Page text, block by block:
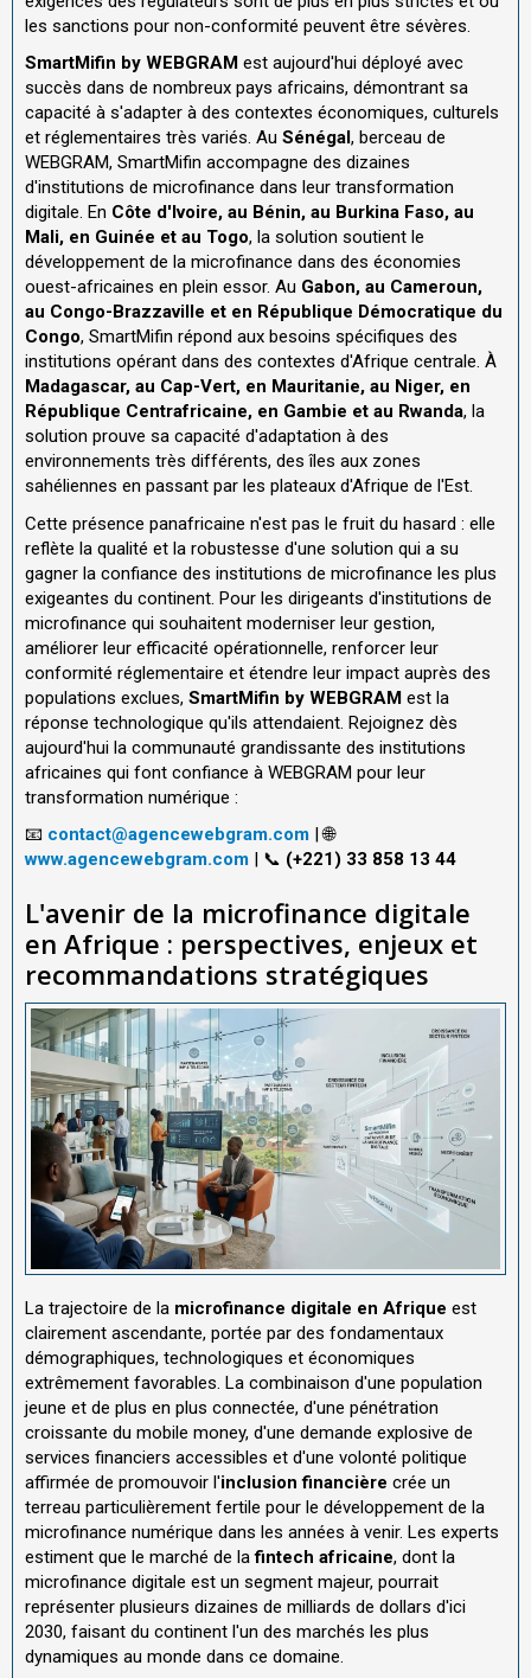
les sanctions pour non-conformité peuvent être sévères.
SmartMifin by WEBGRAM est aujourd'hui déployé avec
succès dans de nombreux pays africains, démontrant sa
capacité à s'adapter à des contextes économiques, culturels
et réglementaires très variés. Au Sénégal, berceau de
WEBGRAM, SmartMifin accompagne des dizaines
d'institutions de microfinance dans leur transformation
digitale. En Côte d'Ivoire, au Bénin, au Burkina Faso, au
Mali, en Guinée et au Togo, la solution soutient le
développement de la microfinance dans des économies
ouest-africaines en plein essor. Au Gabon, au Cameroun,
au Congo-Brazzaville et en République Démocratique du
Congo, SmartMifin répond aux besoins spécifiques des
institutions opérant dans des contextes d'Afrique centrale. À
Madagascar, au Cap-Vert, en Mauritanie, au Niger, en
République Centrafricaine, en Gambie et au Rwanda, la
solution prouve sa capacité d'adaptation à des
environnements très différents, des îles aux zones
sahéliennes en passant par les plateaux d'Afrique de l'Est.
Cette présence panafricaine n'est pas le fruit du hasard : elle
reflète la qualité et la robustesse d'une solution qui a su
gagner la confiance des institutions de microfinance les plus
exigeantes du continent. Pour les dirigeants d'institutions de
microfinance qui souhaitent moderniser leur gestion,
améliorer leur efficacité opérationnelle, renforcer leur
conformité réglementaire et étendre leur impact auprès des
populations exclues, SmartMifin by WEBGRAM est la
réponse technologique qu'ils attendaient. Rejoignez dès
aujourd'hui la communauté grandissante des institutions
africaines qui font confiance à WEBGRAM pour leur
transformation numérique :
📧 contact@agencewebgram.com | 🌐
www.agencewebgram.com | 📞 (+221) 33 858 13 44
L'avenir de la microfinance digitale
en Afrique : perspectives, enjeux et
recommandations stratégiques
La trajectoire de la microfinance digitale en Afrique est
clairement ascendante, portée par des fondamentaux
démographiques, technologiques et économiques
extrêmement favorables. La combinaison d'une population
jeune et de plus en plus connectée, d'une pénétration
croissante du mobile money, d'une demande explosive de
services financiers accessibles et d'une volonté politique
affirmée de promouvoir l'inclusion financière crée un
terreau particulièrement fertile pour le développement de la
microfinance numérique dans les années à venir. Les experts
estiment que le marché de lafintech africaine, dont la
microfinance digitale est un segment majeur, pourrait
représenter plusieurs dizaines de milliards de dollars d'ici
2030, faisant du continent l'un des marchés les plus
dynamiques au monde dans ce domaine.